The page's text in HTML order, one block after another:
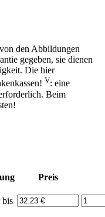
den Abbildungen
gegeben, sie dienen
Die hier
V: eine
Beim
Preis
bis